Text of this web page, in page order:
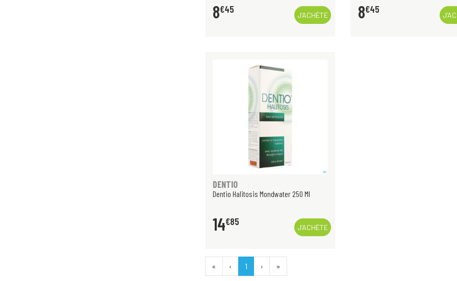
8€45
J’ACHÈTE 8€45
DENTIO
Dentio Halitosis Mondwater 250 Ml
14€85
J’ACHÈTE
« ‹ 1 › »